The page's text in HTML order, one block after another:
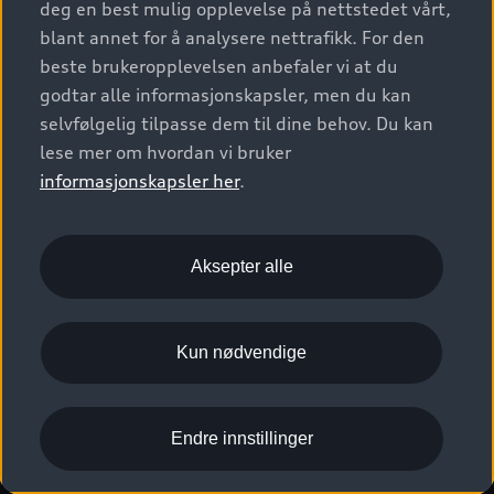
S/RS
Konseptbiler og prototyper
Prislister
Leasing
Bilgarantier
Audi Forsikring
Verkstedtjenester
Functions on demand
Kom i gang med myAudi
Kundeservice
Nyhetsbrev
Presse
Karriere
Bli sertifisert merkeverksted
Autoretur
Åpenhetsloven
© 2026 AUDI NORGE. All Rights Reserved.
Imprint Ansvarserklæring
Personvern
Informasjonskapsler (cookies)
Juridisk informasjon AUDI AG
deg en best mulig opplevelse på nettstedet vårt,
blant annet for å analysere nettrafikk. For den
beste brukeropplevelsen anbefaler vi at du
godtar alle informasjonskapsler, men du kan
selvfølgelig tilpasse dem til dine behov. Du kan
lese mer om hvordan vi bruker
informasjonskapsler her.
Aksepter alle
Kun nødvendige
Endre innstillinger